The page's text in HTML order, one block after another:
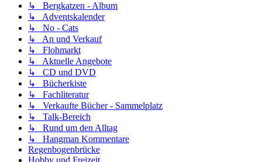
↳ Bergkatzen - Album
↳ Adventskalender
↳ No - Cats
↳ An und Verkauf
↳ Flohmarkt
↳ Aktuelle Angebote
↳ CD und DVD
↳ Bücherkiste
↳ Fachliteratur
↳ Verkaufte Bücher - Sammelplatz
↳ Talk-Bereich
↳ Rund um den Alltag
↳ Hangman Kommentare
Regenbogenbrücke